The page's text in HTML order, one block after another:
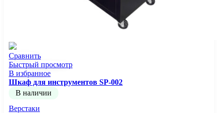
Сравнить
Быстрый просмотр
В избранное
Шкаф для инструментов SP-002
В наличии
Верстаки